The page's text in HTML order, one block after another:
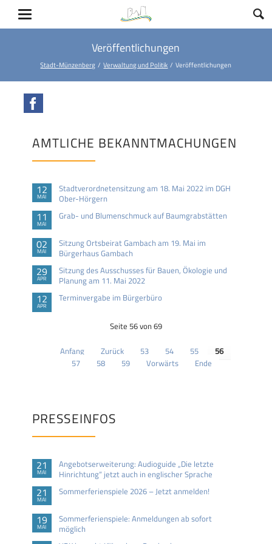
Veröffentlichungen
Stadt-Münzenberg Verwaltung und Politik Veröffentlichungen
AMTLICHE BEKANNTMACHUNGEN
12
MAI
Stadtverordnetensitzung am 18. Mai 2022 im DGH
Ober-Hörgern
11
MAI
Grab- und Blumenschmuck auf Baumgrabstätten
02
MAI
Sitzung Ortsbeirat Gambach am 19. Mai im
Bürgerhaus Gambach
29
APR
Sitzung des Ausschusses für Bauen, Ökologie und
Planung am 11. Mai 2022
12
APR
Terminvergabe im Bürgerbüro
Seite 56 von 69
Anfang Zurück 53 54 55
56
57
58 59 Vorwärts Ende
PRESSEINFOS
21
MAI
Angebotserweiterung: Audioguide „Die letzte
Hinrichtung“ jetzt auch in englischer Sprache
21
MAI
Sommerferienspiele 2026 – Jetzt anmelden!
19
MAI
Sommerferienspiele: Anmeldungen ab sofort
möglich